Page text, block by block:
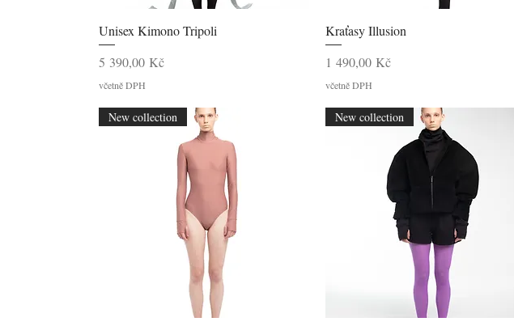
Rychlý náhled
Unisex Kimono Tripoli
Cena
5 390,00 Kč
včetně DPH
Rychlý náhled
Kraťasy Illusion
Cena
1 490,00 Kč
včetně DPH
New collection New collection